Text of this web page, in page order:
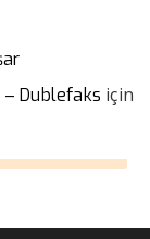
Dublefaks için